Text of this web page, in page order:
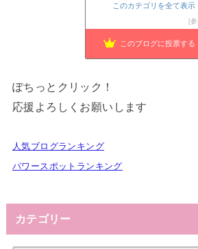
日本の神社仏閣めぐり (Shrine Japan
幸運を運ぶ猫 バーマン -奇跡のキャッテ
このカテゴリを全て表示
このブログに投票する
ぽちっとクリック！
応援よろしくお願いします
人気ブログランキング
パワースポットランキング
カテゴリー